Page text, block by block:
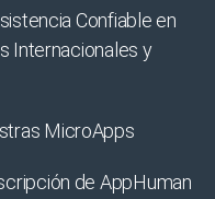
Confiable en
Internacionales y
MicroApps
de AppHuman